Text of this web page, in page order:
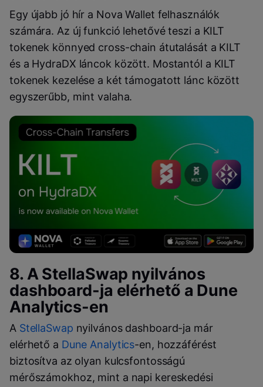
Egy újabb jó hír a Nova Wallet felhasználók
számára. Az új funkció lehetővé teszi a KILT
tokenek könnyed cross-chain átutalását a KILT
és a HydraDX láncok között. Mostantól a KILT
tokenek kezelése a két támogatott lánc között
egyszerűbb, mint valaha.
8. AStellaSwap nyilvános
dashboard-ja elérhető a Dune
Analytics-en
A StellaSwap nyilvános dashboard-ja már
elérhető a Dune Analytics-en, hozzáférést
biztosítva az olyan kulcsfontosságú
mérőszámokhoz, mint a napi kereskedési